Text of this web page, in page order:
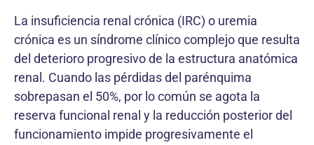
La insuficiencia renal crónica (IRC) o uremia
crónica es un síndrome clínico complejo que resulta
del deterioro progresivo de la estructura anatómica
renal. Cuando las pérdidas del parénquima
sobrepasan el 50%, por lo común se agota la
reserva funcional renal y la reducción posterior del
funcionamiento impide progresivamente el